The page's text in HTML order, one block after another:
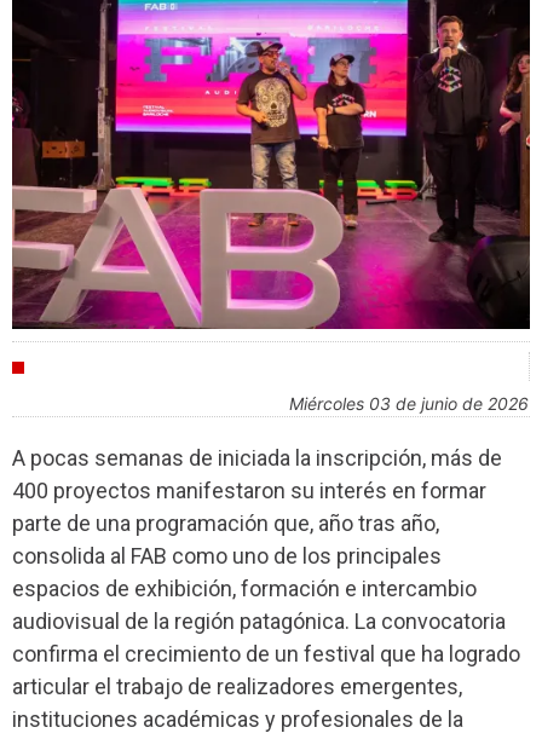
miércoles 03 de junio de 2026
A pocas semanas de iniciada la inscripción, más de
400 proyectos manifestaron su interés en formar
parte de una programación que, año tras año,
consolida al FAB como uno de los principales
espacios de exhibición, formación e intercambio
audiovisual de la región patagónica. La convocatoria
confirma el crecimiento de un festival que ha logrado
articular el trabajo de realizadores emergentes,
instituciones académicas y profesionales de la